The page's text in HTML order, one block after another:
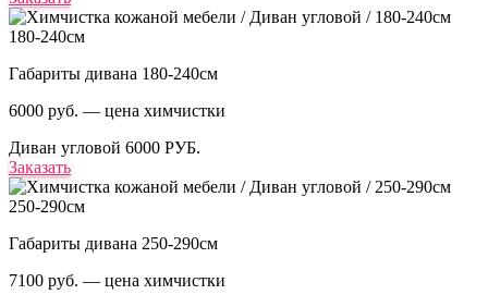
180-240см
Габариты дивана 180-240см
6000 руб. — цена химчистки
Диван угловой 6000 РУБ.
Заказать
250-290см
Габариты дивана 250-290см
7100 руб. — цена химчистки